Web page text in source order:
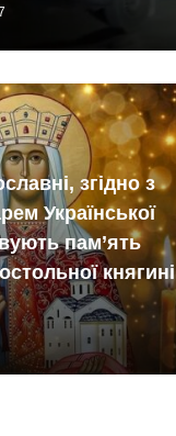
згідно з
Української
пам’ять
княгині